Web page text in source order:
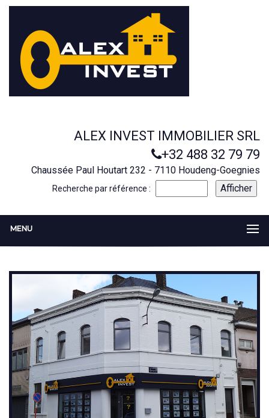
ALEX INVEST IMMOBILIER SRL
+32 488 32 79 79
Chaussée Paul Houtart 232 - 7110 Houdeng-Goegnies
Recherche par référence :
MENU